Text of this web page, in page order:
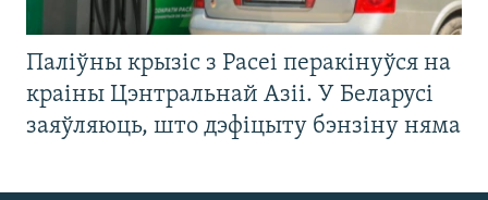
Паліўны крызіс з Расеі перакінуўся на
краіны Цэнтральнай Азіі. У Беларусі
заяўляюць, што дэфіцыту бэнзіну няма